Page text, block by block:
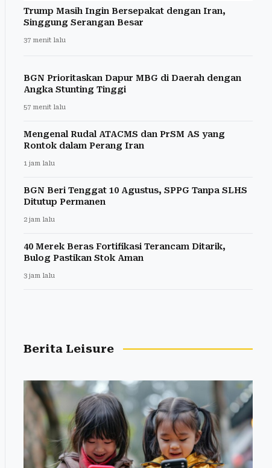
Trump Masih Ingin Bersepakat dengan Iran,
Singgung Serangan Besar
37 menit lalu
BGN Prioritaskan Dapur MBG di Daerah dengan
Angka Stunting Tinggi
57 menit lalu
Mengenal Rudal ATACMS dan PrSM AS yang
Rontok dalam Perang Iran
1 jam lalu
BGN Beri Tenggat 10 Agustus, SPPG Tanpa SLHS
Ditutup Permanen
2 jam lalu
40 Merek Beras Fortifikasi Terancam Ditarik,
Bulog Pastikan Stok Aman
3 jam lalu
Berita Leisure